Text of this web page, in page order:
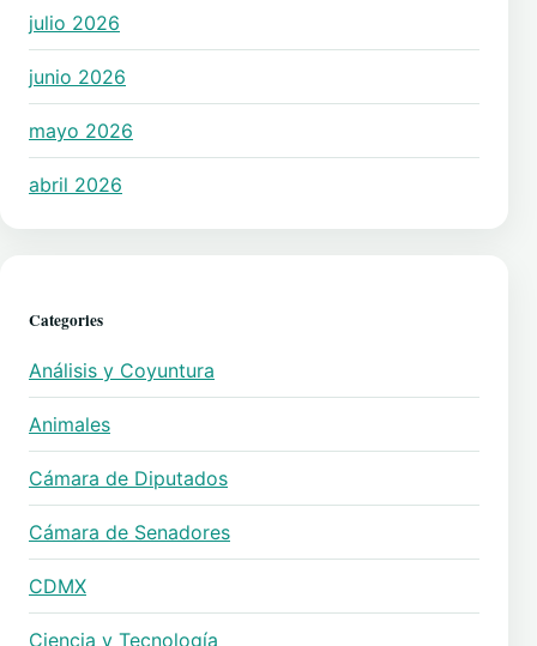
julio 2026
junio 2026
mayo 2026
abril 2026
Categories
Análisis y Coyuntura
Animales
Cámara de Diputados
Cámara de Senadores
CDMX
Ciencia y Tecnología